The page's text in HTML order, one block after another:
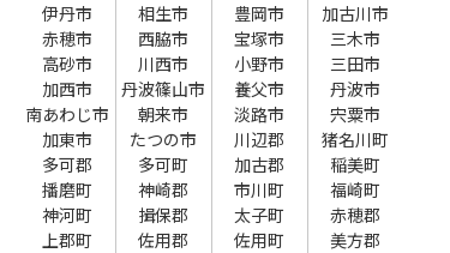
伊丹市
相生市 豊岡市
加古川市
赤穂市
西脇市 宝塚市
三木市
高砂市
川西市 小野市
三田市
加西市
丹波篠山市 養父市
丹波市
南あわじ市
朝来市 淡路市
宍粟市
加東市
たつの市 川辺郡
猪名川町
多可郡
多可町 加古郡
稲美町
播磨町
神崎郡 市川町
福崎町
神河町
揖保郡 太子町
赤穂郡
上郡町
佐用郡 佐用町
美方郡